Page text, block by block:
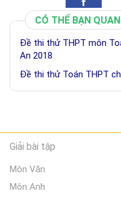
CÓ THỂ BẠN
Đề thi thử THPT môn
An 2018
Đề thi thử Toán THPT
Giải bài tập
Môn Văn
Môn Anh